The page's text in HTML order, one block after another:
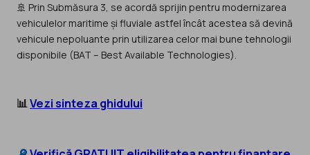
🚢 Prin Submăsura 3, se acordă sprijin pentru modernizarea
vehiculelor maritime și fluviale astfel încât acestea să devină
vehicule nepoluante prin utilizarea celor mai bune tehnologii
disponibile (BAT – Best Available Technologies).
📊Vezi sinteza ghidului